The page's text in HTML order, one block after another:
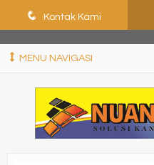
q Kontak Kami
MENU NAVIGASI